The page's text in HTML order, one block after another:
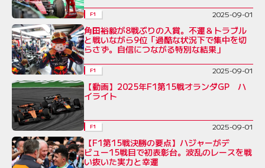
F1 2025-09-01
角田裕毅が8戦ぶりの入賞。不運＆トラブル
と戦いながら9位「過酷な状況下で集中を切
らさず。自信につながる特別な結果」
F1 2025-09-01
【動画】2025年F1第15戦オランダGP ハ
イライト
F1 2025-09-01
【F1第15戦決勝の要点】ハジャーがデ
ビュー15戦目で初表彰台。波乱のレースを戦
い抜いた実力と幸運